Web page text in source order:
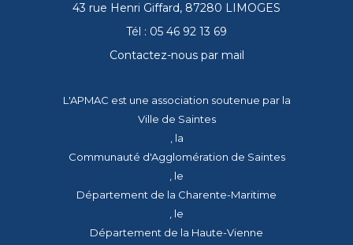
43 rue Henri Giffard, 87280 LIMOGES
Tél : 05 46 92 13 69
Contactez-nous par mail
L'APMAC est une association soutenue par la
Ville de Saintes
, la
Communauté d'Agglomération de Saintes
, le
Département de la Charente-Maritime
, le
Département de la Haute-Vienne